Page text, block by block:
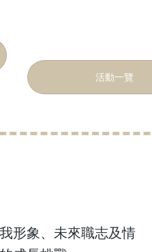
活動一覽
形象、未來職志及情